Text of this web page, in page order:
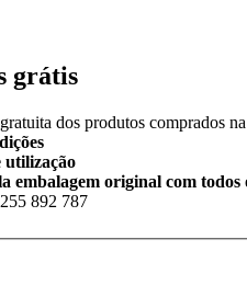
grátis
dos produtos comprados
utilização
embalagem original com todos
892 787